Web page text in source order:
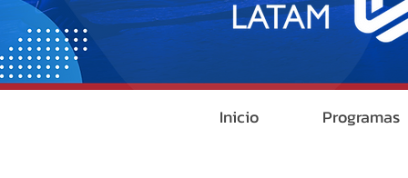
Inicio Programas